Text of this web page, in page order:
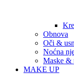
Obnova
Oči &
Noćna
Maske &
MAKE UP